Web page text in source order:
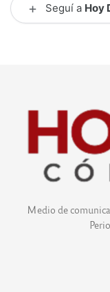
+ Seguí a Hoy
Medio de